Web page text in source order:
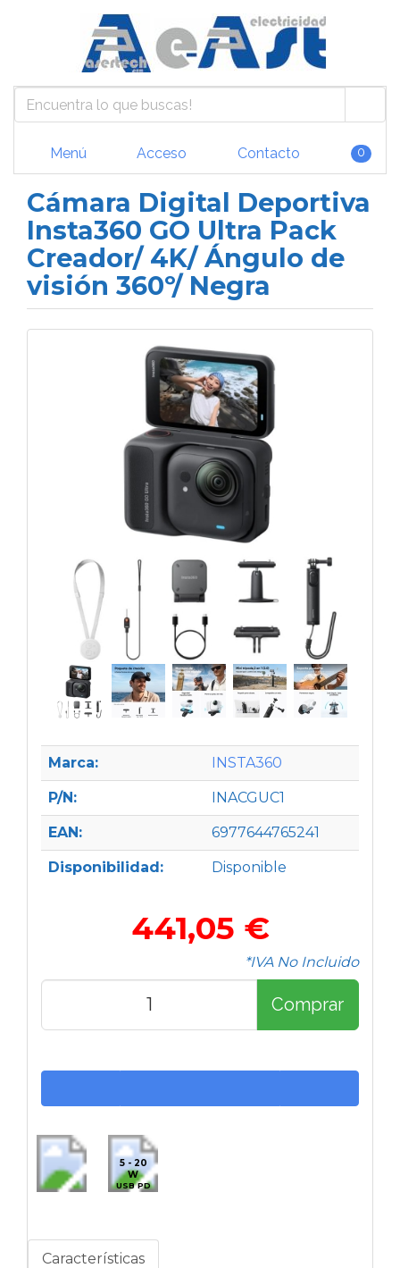
Menú Acceso Contacto 0
Cámara Digital Deportiva
Insta360 GO Ultra Pack
Creador/ 4K/ Ángulo de
visión 360º/ Negra
Marca: INSTA360
P/N: INACGUC1
EAN: 6977644765241
Disponibilidad: Disponible
441,05 €
*IVA No Incluido
Comprar
5 - 20
W
USB PD
Características